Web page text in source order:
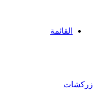
القائمة
زركشات